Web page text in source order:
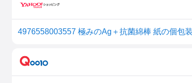
4976558003557 極みのAg＋抗菌綿棒 紙の個包